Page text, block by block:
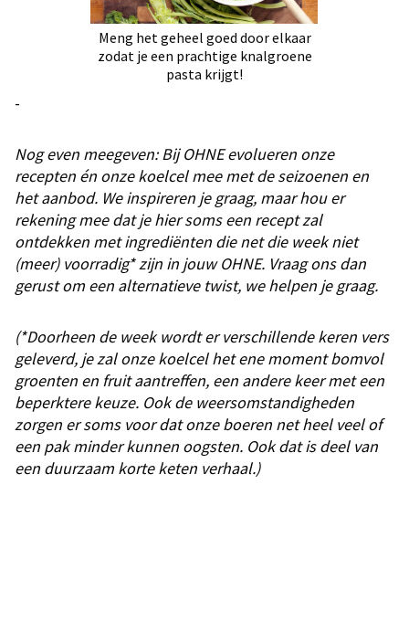
Meng het geheel goed door elkaar
zodat je een prachtige knalgroene
pasta krijgt!
-
Nog even meegeven: Bij OHNE evolueren onze
recepten én onze koelcel mee met de seizoenen en
het aanbod. We inspireren je graag, maar hou er
rekening mee dat je hier soms een recept zal
ontdekken met ingrediënten die net die week niet
(meer) voorradig* zijn in jouw OHNE. Vraag ons dan
gerust om een alternatieve twist, we helpen je graag.
(*Doorheen de week wordt er verschillende keren vers
geleverd, je zal onze koelcel het ene moment bomvol
groenten en fruit aantreffen, een andere keer met een
beperktere keuze. Ook de weersomstandigheden
zorgen er soms voor dat onze boeren net heel veel of
een pak minder kunnen oogsten. Ook dat is deel van
een duurzaam korte keten verhaal.)